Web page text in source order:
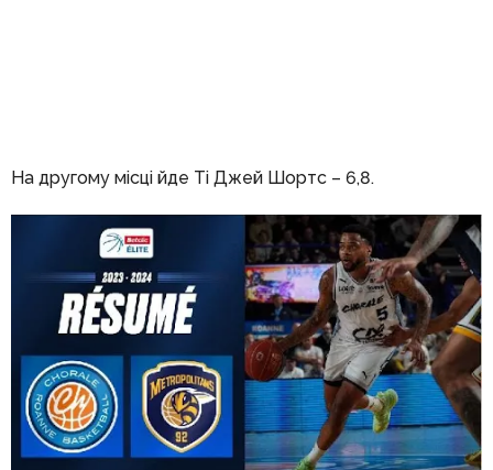
На другому місці йде Ті Джей Шортс – 6,8.